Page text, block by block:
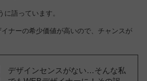
語っています。
ナーの希少価値が高いので、チャンスが
デザインセンスがない…そんな私